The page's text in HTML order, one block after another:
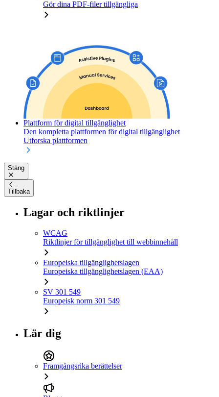
Gör dina PDF-filer tillgängliga
Plattform för digital tillgänglighet
Den kompletta plattformen för digital tillgänglighet
Utforska plattformen
Stäng
Tillbaka
Lagar och riktlinjer
WCAG
Riktlinjer för tillgänglighet till webbinnehåll
Europeiska tillgänglighetslagen
Europeiska tillgänglighetslagen (EAA)
SV 301 549
Europeisk norm 301 549
Lär dig
Framgångsrika berättelser